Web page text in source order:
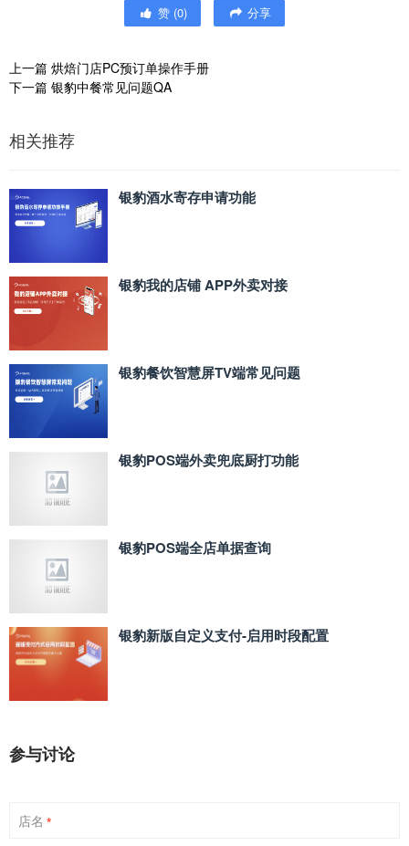
赞 (0) 分享
上一篇 烘焙门店PC预订单操作手册
下一篇 银豹中餐常见问题QA
相关推荐
银豹酒水寄存申请功能
银豹我的店铺 APP外卖对接
银豹餐饮智慧屏TV端常见问题
银豹POS端外卖兜底厨打功能
银豹POS端全店单据查询
银豹新版自定义支付‑启用时段配置
参与讨论
店名 *